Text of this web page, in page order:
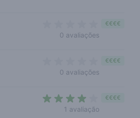
0 avaliações
€€€€
0 avaliações
€€€€
1 avaliação
€€€€